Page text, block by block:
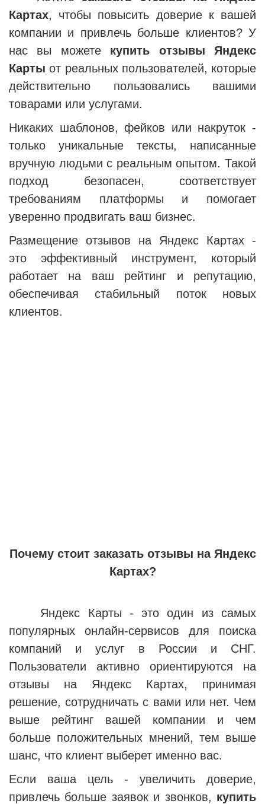
Картах, чтобы повысить доверие к вашей
компании и привлечь больше клиентов? У
нас вы можете купить отзывы Яндекс
Карты от реальных пользователей, которые
действительно пользовались вашими
товарами или услугами.
Никаких шаблонов, фейков или накруток -
только уникальные тексты, написанные
вручную людьми с реальным опытом. Такой
подход безопасен, соответствует
требованиям платформы и помогает
уверенно продвигать ваш бизнес.
Размещение отзывов на Яндекс Картах -
это эффективный инструмент, который
работает на ваш рейтинг и репутацию,
обеспечивая стабильный поток новых
клиентов.
Почему стоит заказать отзывы на Яндекс
Картах?
Яндекс Карты - это один из самых
популярных онлайн-сервисов для поиска
компаний и услуг в России и СНГ.
Пользователи активно ориентируются на
отзывы на Яндекс Картах, принимая
решение, сотрудничать с вами или нет. Чем
выше рейтинг вашей компании и чем
больше положительных мнений, тем выше
шанс, что клиент выберет именно вас.
Если ваша цель - увеличить доверие,
привлечь больше заявок и звонков, купить